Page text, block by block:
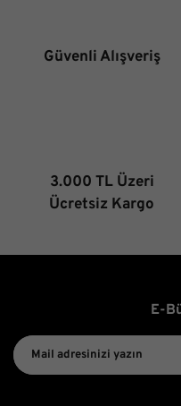
Güvenli Alışveriş
3.000 TL Üzeri
Ücretsiz Kargo
E-